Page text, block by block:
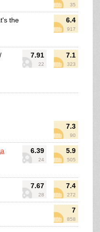
35
6.4
917
the
7.91
22
7.1
323
/
7.3
90
6.39
24
5.9
505
7.67
28
7.4
272
7
858